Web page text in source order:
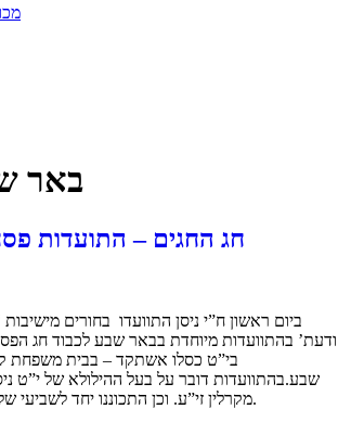
באר
חג החגים – התועדות
ביום ראשון ח”י ניסן התוועדו בחורים מישיבות
ודעת’ בהתוועדות מיוחדת בבאר שבע לכבוד חג
בי”ט כסלו אשתקד – בבית משפחת
שבע.בהתוועדות דובר על בעל ההילולא של י”ט
מקרלין זי”ע. וכן התכוננו יחד לשביעי של פסח וסעודת משיח.